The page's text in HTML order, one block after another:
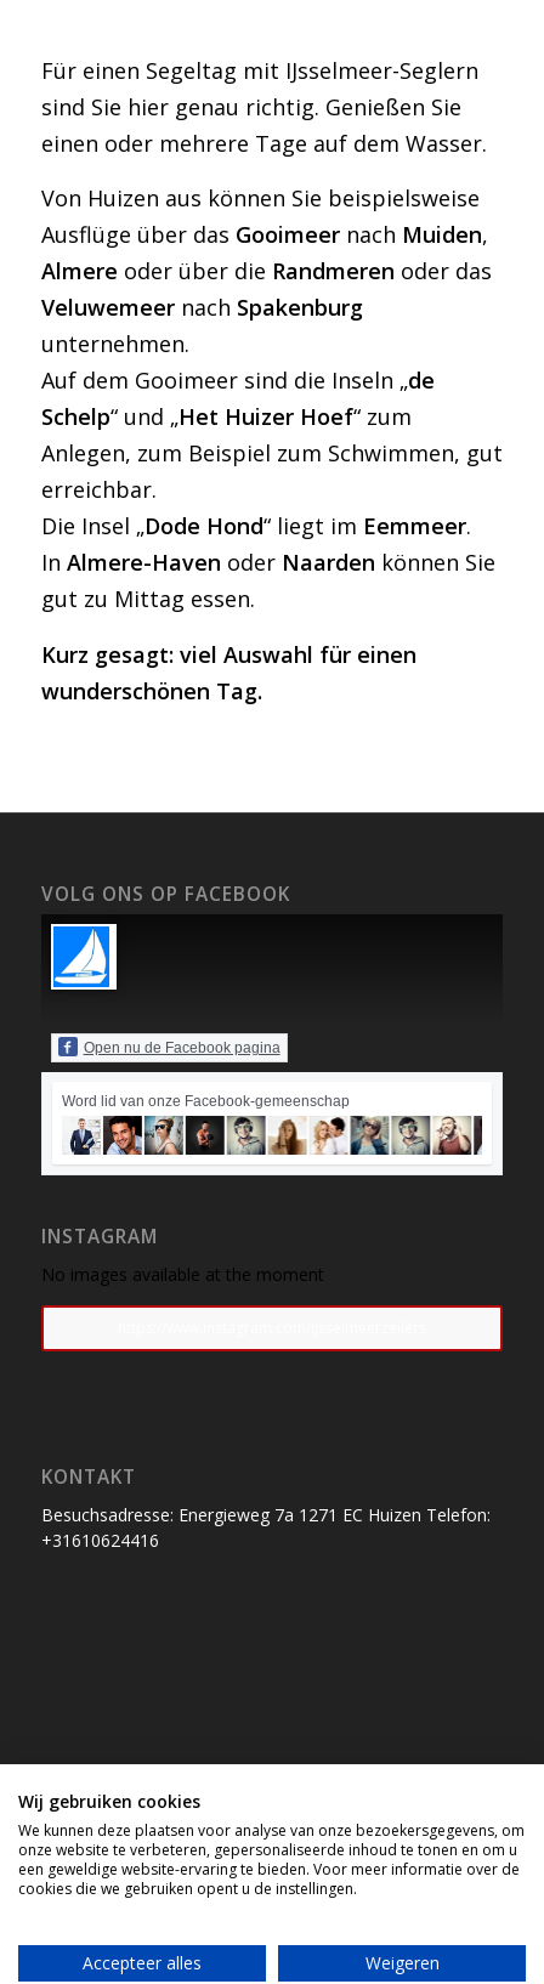
Für einen Segeltag mit IJsselmeer-Seglern
sind Sie hier genau richtig. Genießen Sie
einen oder mehrere Tage auf dem Wasser.
Von Huizen aus können Sie beispielsweise
Ausflüge über das Gooimeernach Muiden,
Almere oder über die Randmeren oder das
Veluwemeernach Spakenburg
unternehmen.
Auf dem Gooimeer sind die Inseln „de
Schelp“ und „Het Huizer Hoef“ zum
Anlegen, zum Beispiel zum Schwimmen, gut
erreichbar.
Die Insel „Dode Hond“ liegt im Eemmeer.
In Almere-Haven oder Naarden können Sie
gut zu Mittag essen.
Kurz gesagt: viel Auswahl für einen
wunderschönen Tag.
VOLG ONS OP FACEBOOK
Open nu de Facebook pagina
Word lid van onze Facebook-gemeenschap
INSTAGRAM
No images available at the moment
KONTAKT
Besuchsadresse: Energieweg 7a 1271 EC Huizen Telefon:
+31610624416
Wij gebruiken cookies
We kunnen deze plaatsen voor analyse van onze bezoekersgegevens, om
onze website te verbeteren, gepersonaliseerde inhoud te tonen en om u
een geweldige website-ervaring te bieden. Voor meer informatie over de
cookies die we gebruiken opent u de instellingen.
Accepteer alles Weigeren